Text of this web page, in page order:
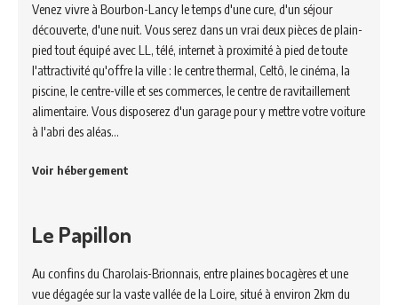
Venez vivre à Bourbon-Lancy le temps d'une cure, d'un séjour
découverte, d'une nuit. Vous serez dans un vrai deux pièces de plain-
pied tout équipé avec LL, télé, internet à proximité à pied de toute
l'attractivité qu'offre la ville : le centre thermal, Celtô, le cinéma, la
piscine, le centre-ville et ses commerces, le centre de ravitaillement
alimentaire. Vous disposerez d'un garage pour y mettre votre voiture
à l'abri des aléas…
Voir hébergement
Le Papillon
Au confins du Charolais-Brionnais, entre plaines bocagères et une
vue dégagée sur la vaste vallée de la Loire, situé à environ 2km du